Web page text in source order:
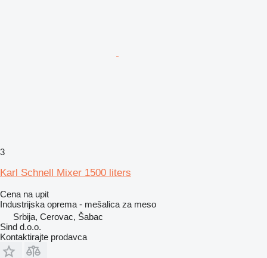
3
Karl Schnell Mixer 1500 liters
Cena na upit
Industrijska oprema - mešalica za meso
Srbija, Cerovac, Šabac
Sind d.o.o.
Kontaktirajte prodavca